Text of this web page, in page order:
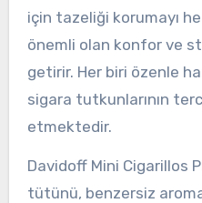
için tazeliği korumayı
önemli olan konfor ve
getirir. Her biri özenle
sigara tutkunlarının
etmektedir.
Davidoff Mini Cigarillos
tütünü, benzersiz